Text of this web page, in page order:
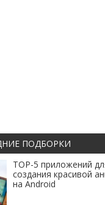
ПОДБОРКИ
TOP-5 приложений
создания красивой
на Android